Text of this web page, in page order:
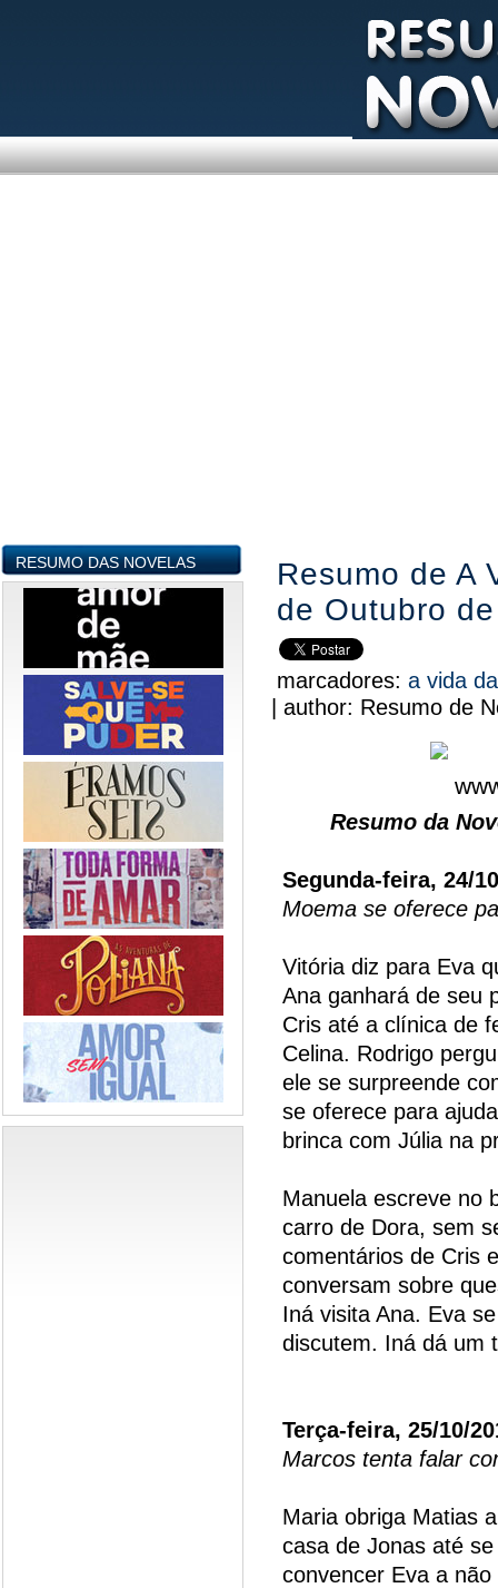
RESUMO DAS NOVELAS
Resumo de A
de Outubro
marcadores: a vida
| author: Resumo de
Resumo da
Segunda-feira, 24/
Moema se oferece
Vitória diz para Eva
Ana ganhará de seu
Cris até a clínica de
Celina. Rodrigo
ele se surpreende
se oferece para
brinca com Júlia na
Manuela escreve no
carro de Dora, sem
comentários de Cris
conversam sobre
Iná visita Ana. Eva
discutem. Iná dá um
Terça-feira, 25/10/
Marcos tenta falar
Maria obriga Matias
casa de Jonas até
convencer Eva a